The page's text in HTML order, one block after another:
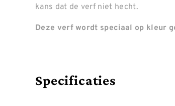
kans dat de verf niet hecht.
Deze verf wordt speciaal op kleur
Specificaties